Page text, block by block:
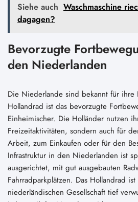
Siehe auch Waschmaschine
dagagen?
Bevorzugte
den Niederlanden
Die Niederlande sind bekannt für ihre
Hollandrad ist das bevorzugte
Einheimischer. Die Holländer nutzen
Freizeitaktivitäten, sondern auch für
Arbeit, zum Einkaufen oder für den
Infrastruktur in den Niederlanden ist
ausgerichtet, mit gut ausgebauten
Fahrradparkplätzen. Das Hollandrad
niederländischen Gesellschaft tief